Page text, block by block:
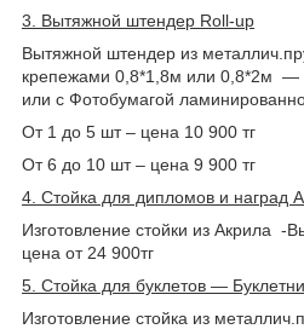
3. Вытяжной штендер Roll-up
Вытяжной штендер из
крепежами 0,8*1,8м или 0,8*2м ―
или с Фотобумагой
От 1 до 5 шт – цена 10 900 тг
От 6 до 10 шт –
4. Стойка для дипломов и наград
Изготовление стойки из Акрила -
цена от 24 900тг
5. Стойка для буклетов ―
Изготовление стойка из